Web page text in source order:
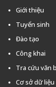
Giới thiệu
Tuyển sinh
Đào tạo
Công khai
Tra cứu văn
Cơ sở dữ liệu